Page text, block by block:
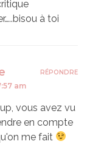
à toi
am
vous avez vu
en compte
me fait
RÉPONDRE